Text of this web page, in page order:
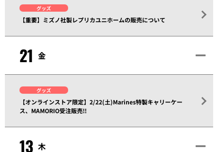
グッズ
【重要】ミズノ社製レプリカユニホームの販売について
21 金
グッズ
【オンラインストア限定】2/22(土)Marines特製キャリーケー
ス、MAMORIO受注販売!!
13 木